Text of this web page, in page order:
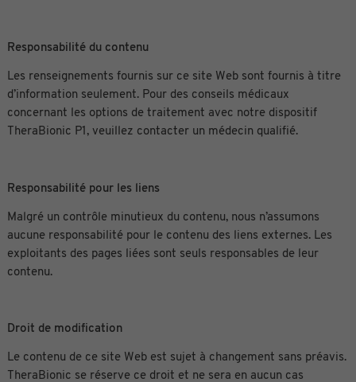
Responsabilité du contenu
Les renseignements fournis sur ce site Web sont fournis à titre
d’information seulement. Pour des conseils médicaux
concernant les options de traitement avec notre dispositif
TheraBionic P1, veuillez contacter un médecin qualifié.
Responsabilité pour les liens
Malgré un contrôle minutieux du contenu, nous n’assumons
aucune responsabilité pour le contenu des liens externes. Les
exploitants des pages liées sont seuls responsables de leur
contenu.
Droit de modification
Le contenu de ce site Web est sujet à changement sans préavis.
TheraBionic se réserve ce droit et ne sera en aucun cas